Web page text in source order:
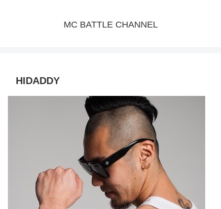
MC BATTLE CHANNEL
HIDADDY